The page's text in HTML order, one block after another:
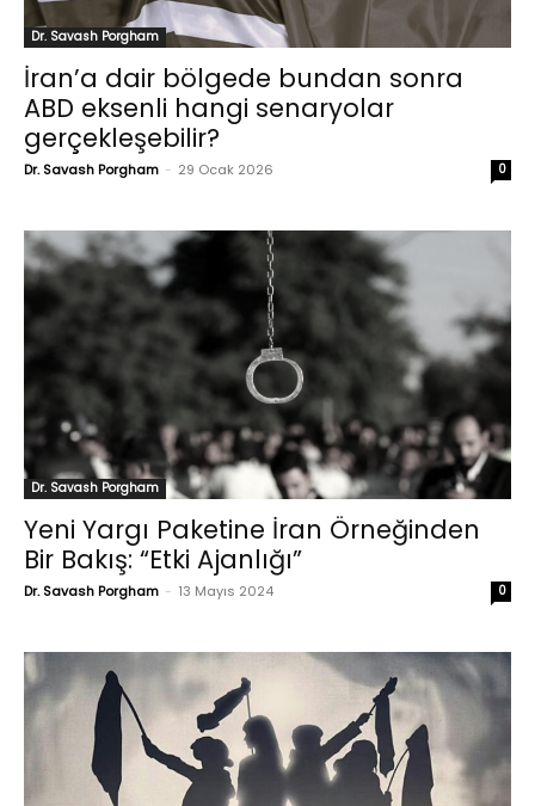
Dr. Savash Porgham
İran’a dair bölgede bundan sonra
ABD eksenli hangi senaryolar
gerçekleşebilir?
Dr. Savash Porgham - 29 Ocak 2026 0
Dr. Savash Porgham
Yeni Yargı Paketine İran Örneğinden
Bir Bakış: “Etki Ajanlığı”
Dr. Savash Porgham - 13 Mayıs 2024 0